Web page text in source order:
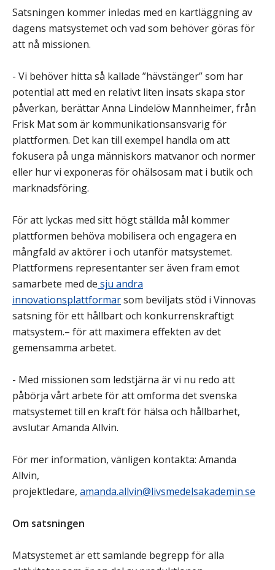
Satsningen kommer inledas med en kartläggning av
dagens matsystemet och vad som behöver göras för
att nå missionen.
- Vi behöver hitta så kallade ”hävstänger” som har
potential att med en relativt liten insats skapa stor
påverkan, berättar Anna Lindelöw Mannheimer, från
Frisk Mat som är kommunikationsansvarig för
plattformen. Det kan till exempel handla om att
fokusera på unga människors matvanor och normer
eller hur vi exponeras för ohälsosam mat i butik och
marknadsföring.
För att lyckas med sitt högt ställda mål kommer
plattformen behöva mobilisera och engagera en
mångfald av aktörer i och utanför matsystemet.
Plattformens representanter ser även fram emot
samarbete med de sju andra
innovationsplattformarsom beviljats stöd i Vinnovas
satsning för ett hållbart och konkurrenskraftigt
matsystem.– för att maximera effekten av det
gemensamma arbetet.
- Med missionen som ledstjärna är vi nu redo att
påbörja vårt arbete för att omforma det svenska
matsystemet till en kraft för hälsa och hållbarhet,
avslutar Amanda Allvin.
För mer information, vänligen kontakta: Amanda
Allvin,
projektledare, amanda.allvin@livsmedelsakademin.se
Om satsningen
Matsystemet är ett samlande begrepp för alla